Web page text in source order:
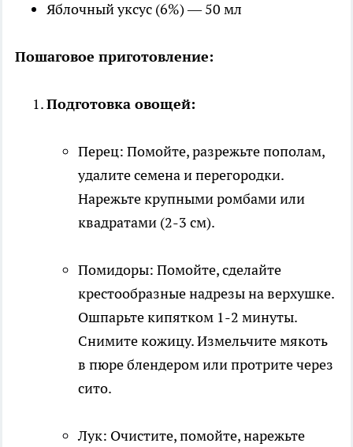
Яблочный уксус (6%) — 50 мл
Пошаговое приготовление:
Подготовка овощей:
Перец: Помойте, разрежьте пополам,
удалите семена и перегородки.
Нарежьте крупными ромбами или
квадратами (2-3 см).
Помидоры: Помойте, сделайте
крестообразные надрезы на верхушке.
Ошпарьте кипятком 1-2 минуты.
Снимите кожицу. Измельчите мякоть
в пюре блендером или протрите через
сито.
Лук: Очистите, помойте, нарежьте